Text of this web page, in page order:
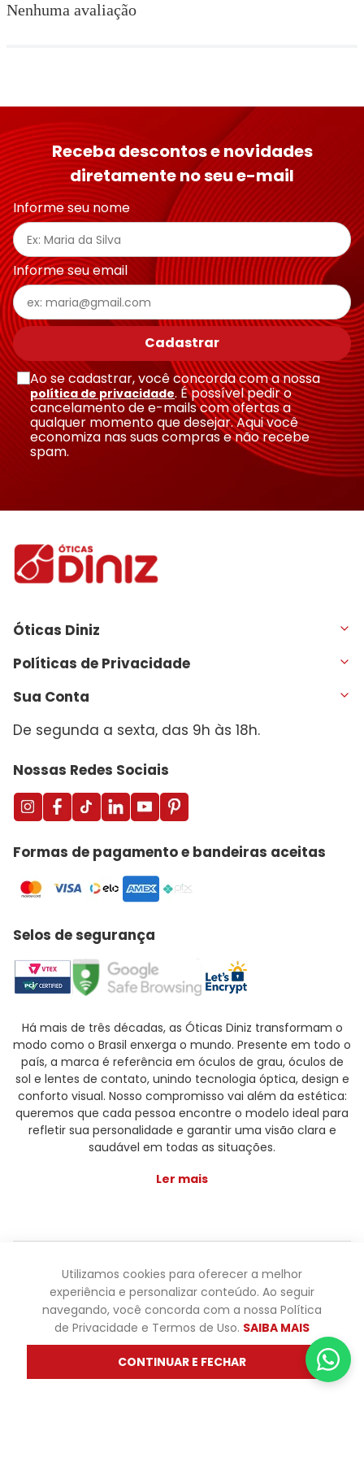
Nenhuma avaliação
Receba descontos e novidades
diretamente no seu e-mail
Informe seu nome
Informe seu email
Cadastrar
Ao se cadastrar, você concorda com a nossa
política de privacidade. É possível pedir o
cancelamento de e-mails com ofertas a
qualquer momento que desejar. Aqui você
economiza nas suas compras e não recebe
spam.
Óticas Diniz
Políticas de Privacidade
Sua Conta
De segunda a sexta, das 9h às 18h.
Nossas Redes Sociais
Formas de pagamento e bandeiras aceitas
Selos de segurança
Há mais de três décadas, as Óticas Diniz transformam o
modo como o Brasil enxerga o mundo. Presente em todo o
país, a marca é referência em óculos de grau, óculos de
sol e lentes de contato, unindo tecnologia óptica, design e
conforto visual. Nosso compromisso vai além da estética:
queremos que cada pessoa encontre o modelo ideal para
refletir sua personalidade e garantir uma visão clara e
saudável em todas as situações.
Ler mais
Óticas Diniz ® - Todos os direitos reservados - Os preços e
promoções são válidas apenas para produtos vendidos
pela oticasdiniz.com.br. Os preços de lojas físicas podem
variar. Não fazemos trocas em lojas físicas, apenas pelo
atendimento.
Utilizamos cookies para oferecer a melhor
experiência e personalizar conteúdo. Ao seguir
navegando, você concorda com a nossa Política
de Privacidade e Termos de Uso. SAIBA MAIS
CONTINUAR E FECHAR